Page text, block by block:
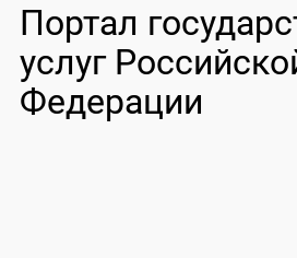
Портал
услуг
Федерации